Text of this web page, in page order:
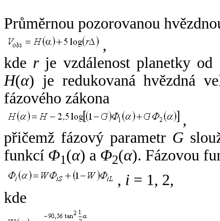
Průměrnou pozorovanou
,
kde rje vzdálenost planetky od
H(α) je redukovaná hvězdná
fázového zákona
,
přičemž fázový parametr G
funkcí Φ1(α) a Φ2(α). Fázovou
, i = 1, 2,
kde